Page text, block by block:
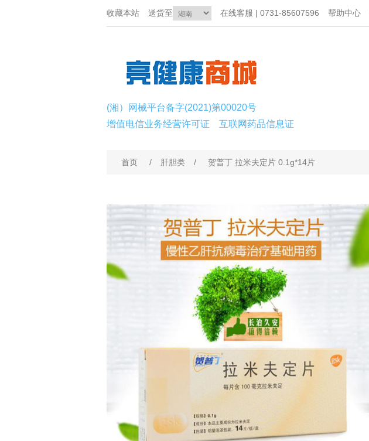
收藏本站 送货至 在线客服 | 0731-85607596 帮助中心
(湘）网械平台备字(2021)第00020号
增值电信业务经营许可证
互联网药品信息证
首页 / 肝胆类 / 贺普丁 拉米夫定片 0.1g*14片